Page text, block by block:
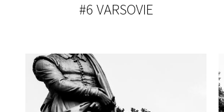
#6 VARSOVIE